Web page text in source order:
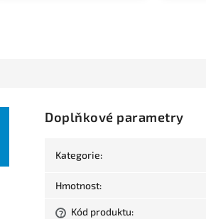
Doplňkové parametry
Kategorie:
Hmotnost:
? Kód produktu: